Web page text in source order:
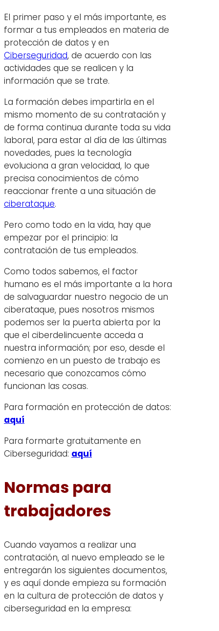
El primer paso y el más importante, es
formar a tus empleados en materia de
protección de datos y en
Ciberseguridad, de acuerdo con las
actividades que se realicen y la
información que se trate.
La formación debes impartirla en el
mismo momento de su contratación y
de forma continua durante toda su vida
laboral, para estar al día de las últimas
novedades, pues la tecnología
evoluciona a gran velocidad, lo que
precisa conocimientos de cómo
reaccionar frente a una situación de
ciberataque.
Pero como todo en la vida, hay que
empezar por el principio: la
contratación de tus empleados.
Como todos sabemos, el factor
humano es el más importante a la hora
de salvaguardar nuestro negocio de un
ciberataque, pues nosotros mismos
podemos ser la puerta abierta por la
que el ciberdelincuente acceda a
nuestra información; por eso, desde el
comienzo en un puesto de trabajo es
necesario que conozcamos cómo
funcionan las cosas.
Para formación en protección de datos:
aquí
Para formarte gratuitamente en
Ciberseguridad: aquí
Normas para
trabajadores
Cuando vayamos a realizar una
contratación, al nuevo empleado se le
entregarán los siguientes documentos,
y es aquí donde empieza su formación
en la cultura de protección de datos y
ciberseguridad en la empresa: